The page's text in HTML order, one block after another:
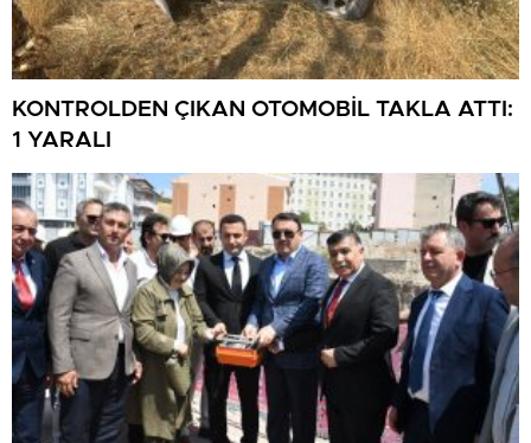
KONTROLDEN ÇIKAN OTOMOBİL TAKLA ATTI:
1 YARALI